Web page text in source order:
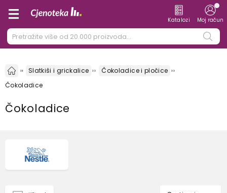
Katalozi Moj račun
Slatkiši i grickalice
Čokoladice i pločice
Čokoladice
Čokoladice